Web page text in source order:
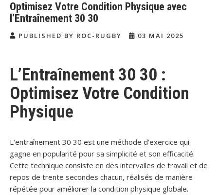
Optimisez Votre Condition Physique avec
l’Entraînement 30 30
PUBLISHED BY ROC-RUGBY 03 MAI 2025
L’Entraînement 30 30 :
Optimisez Votre Condition
Physique
L’entraînement 30 30 est une méthode d’exercice qui
gagne en popularité pour sa simplicité et son efficacité.
Cette technique consiste en des intervalles de travail et de
repos de trente secondes chacun, réalisés de manière
répétée pour améliorer la condition physique globale.